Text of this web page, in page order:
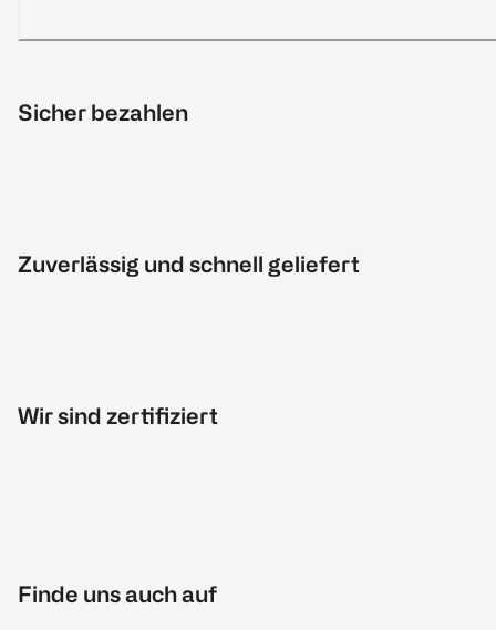
Sicher bezahlen
Zuverlässig und schnell geliefert
Wir sind zertifiziert
Finde uns auch auf